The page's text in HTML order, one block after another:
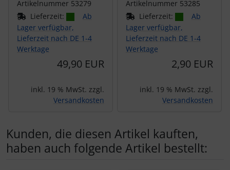
Artikelnummer 53279
Lieferzeit:
Ab
Lager verfügbar,
Lieferzeit nach DE 1-4
Werktage
49,90 EUR
inkl. 19 % MwSt. zzgl.
Versandkosten
Artikelnummer 53285
Lieferzeit:
Ab
Lager verfügbar,
Lieferzeit nach DE 1-4
Werktage
2,90 EUR
inkl. 19 % MwSt. zzgl.
Versandkosten
Kunden, die diesen Artikel kauften,
haben auch folgende Artikel bestellt: